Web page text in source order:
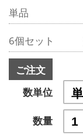
単品
6個セット
ご注文
数単位
数量